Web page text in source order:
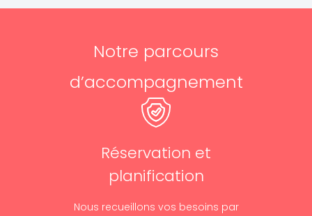
Notre parcours
d’accompagnement
Réservation et
planification
Nous recueillons vos besoins par